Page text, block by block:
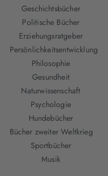
Geschichtsbücher
Politische Bücher
Erziehungsratgeber
Persönlichkeitsentwicklung
Philosophie
Gesundheit
Naturwissenschaft
Psychologie
Hundebücher
Bücher zweiter Weltkrieg
Sportbücher
Musik